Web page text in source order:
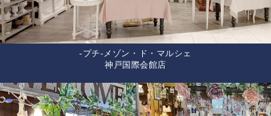
-プチ-メゾン・ド・マルシェ
神戸国際会館店